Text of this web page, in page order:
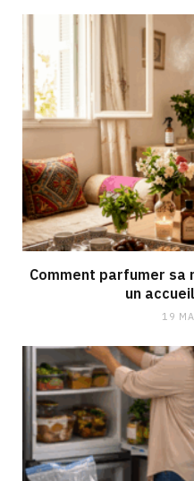
Comment parfumer sa
un
19